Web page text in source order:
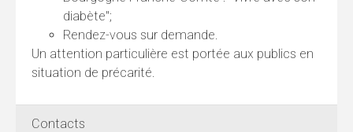
diabète";
Rendez-vous sur demande.
Un attention particulière est portée aux publics en
situation de précarité.
Contacts